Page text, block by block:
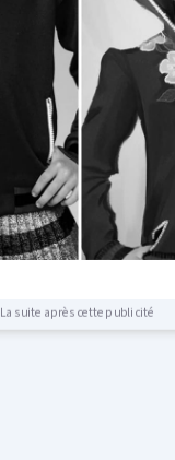
La suite après cette publicité